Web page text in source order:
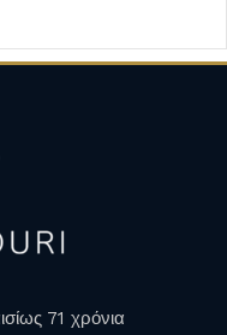
71 χρόνια